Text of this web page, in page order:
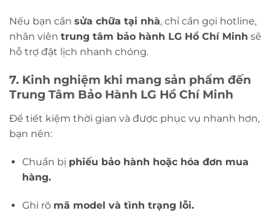
Nếu bạn cần sửa chữa tại nhà, chỉ cần gọi hotline,
nhân viên trung tâm bảo hành LG Hồ Chí Minh sẽ
hỗ trợ đặt lịch nhanh chóng.
7. Kinh nghiệm khi mang sản phẩm đến
Trung Tâm Bảo Hành LG Hồ Chí Minh
Để tiết kiệm thời gian và được phục vụ nhanh hơn,
bạn nên:
Chuẩn bị phiếu bảo hành hoặc hóa đơn mua
hàng.
Ghi rõ mã model và tình trạng lỗi.